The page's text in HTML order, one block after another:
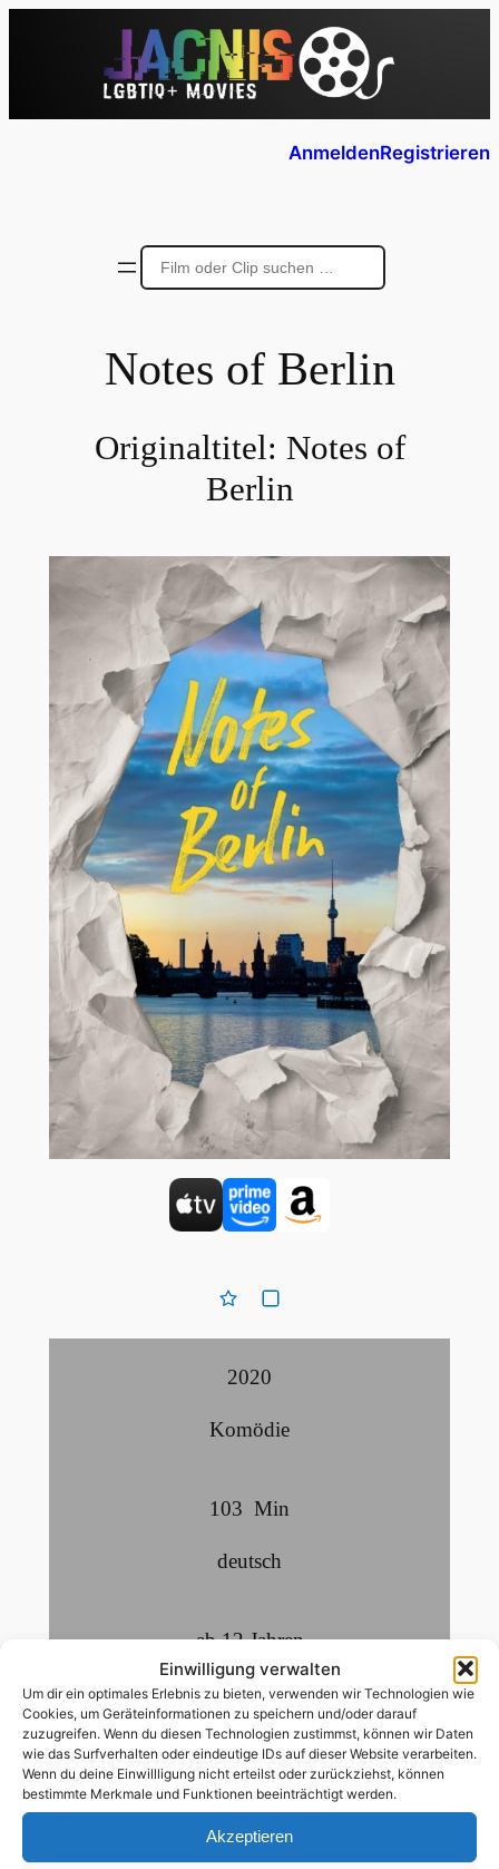
Einwilligung verwalten
Um dir ein optimales Erlebnis zu bieten, verwenden wir Technologien wie
Cookies, um Geräteinformationen zu speichern und/oder darauf
zuzugreifen. Wenn du diesen Technologien zustimmst, können wir Daten
wie das Surfverhalten oder eindeutige IDs auf dieser Website verarbeiten.
Wenn du deine Einwillligung nicht erteilst oder zurückziehst, können
bestimmte Merkmale und Funktionen beeinträchtigt werden.
Akzeptieren
AnmeldenRegistrieren
Notes of Berlin
Originaltitel: Notes of
Berlin
2020
Komödie
103 Min
deutsch
ab 12 Jahren
tiq+ Hauptrolle
Ein Tag und eine Nacht in Berlin: 14 kleine,
anekdotische Episoden, die nicht zwingend,
zusammenhängen, aber auf jeden Fall immer